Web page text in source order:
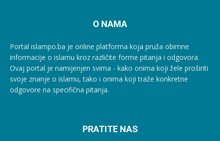
O NAMA
Portal islampo.ba je online platforma koja pruža obimne
informacije o islamu kroz različite forme pitanja i odgovora.
Ovaj portal je namijenjen svima - kako onima koji žele proširiti
svoje znanje o islamu, tako i onima koji traže konkretne
odgovore na specifična pitanja.
PRATITE NAS